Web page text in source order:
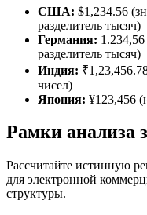
США: $1,234.56
разделитель тысяч)
Германия:
разделитель тысяч)
Индия:
чисел)
Япония: ¥123,456
Рамки анализа
Рассчитайте истинную
для электронной
структуры.